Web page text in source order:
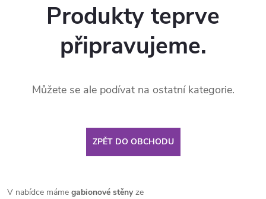
Produkty teprve
připravujeme.
Můžete se ale podívat na ostatní kategorie.
ZPĚT DO OBCHODU
V nabídce máme gabionové stěnyze